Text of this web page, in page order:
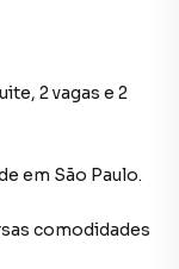
2 vagas e 2
em São Paulo.
comodidades